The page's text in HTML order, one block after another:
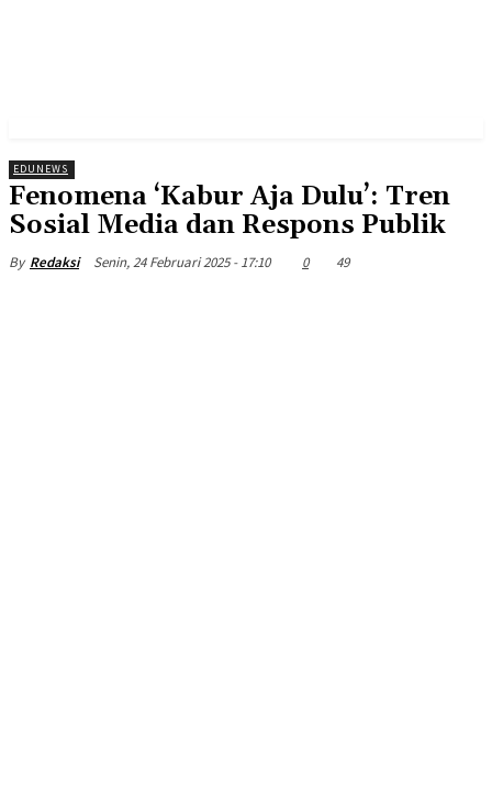
EDUNEWS
Fenomena ‘Kabur Aja Dulu’: Tren
Sosial Media dan Respons Publik
By Redaksi Senin, 24 Februari 2025 - 17:10 0 49